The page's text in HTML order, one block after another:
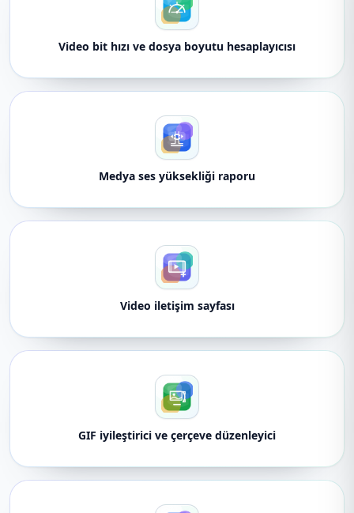
Video bit hızı ve dosya boyutu hesaplayıcısı
Medya ses yüksekliği raporu
Video iletişim sayfası
GIF iyileştirici ve çerçeve düzenleyici